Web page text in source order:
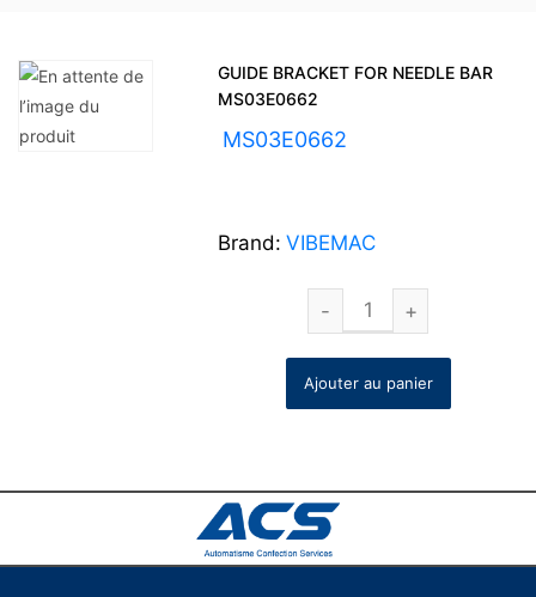
GUIDE BRACKET FOR NEEDLE BAR
MS03E0662
MS03E0662
Brand: VIBEMAC
Ajouter au panier